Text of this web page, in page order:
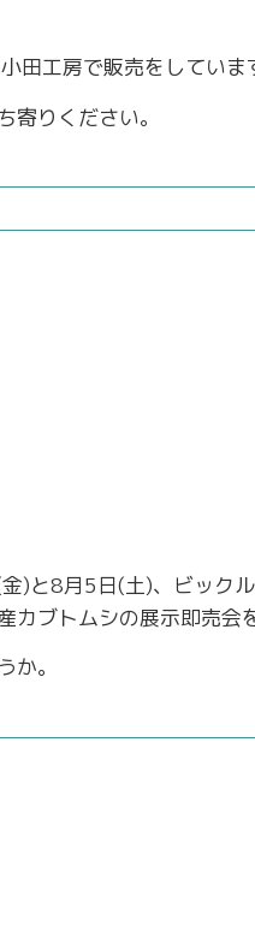
工房で販売をしていま
りください。
)と8月5日(土)、ビック
ブトムシの展示即売会
。